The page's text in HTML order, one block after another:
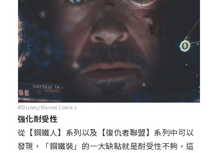
©Disney/Marvel Comics
強化耐受性
從【鋼鐵人】系列以及【復仇者聯盟】系列中可以
發現，「鋼鐵裝」的一大缺點就是耐受性不夠，這